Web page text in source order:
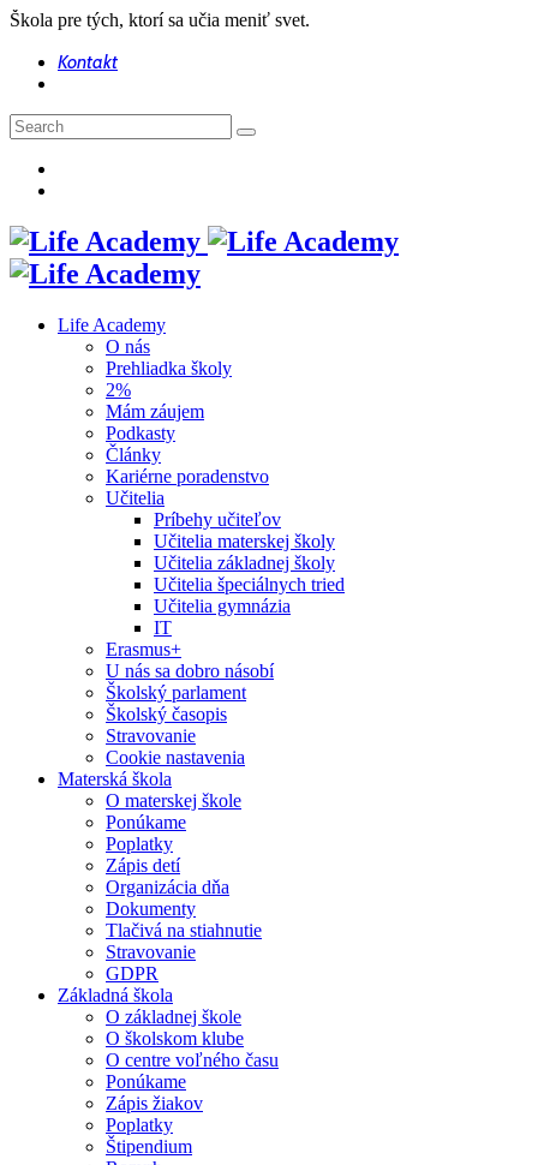
Škola pre tých, ktorí sa učia meniť svet.
Kontakt
Life Academy
O nás
Prehliadka školy
2%
Mám záujem
Podkasty
Články
Kariérne poradenstvo
Učitelia
Príbehy učiteľov
Učitelia materskej školy
Učitelia základnej školy
Učitelia špeciálnych tried
Učitelia gymnázia
IT
Erasmus+
U nás sa dobro násobí
Školský parlament
Školský časopis
Stravovanie
Cookie nastavenia
Materská škola
O materskej škole
Ponúkame
Poplatky
Zápis detí
Organizácia dňa
Dokumenty
Tlačivá na stiahnutie
Stravovanie
GDPR
Základná škola
O základnej škole
O školskom klube
O centre voľného času
Ponúkame
Zápis žiakov
Poplatky
Štipendium